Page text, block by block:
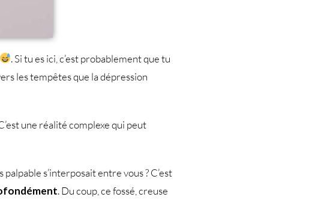
. Si tu es ici, c’est probablement que tu
les tempêtes que la dépression
une réalité complexe qui peut
s’interposait entre vous ? C’est
. Du coup, ce fossé, creuse